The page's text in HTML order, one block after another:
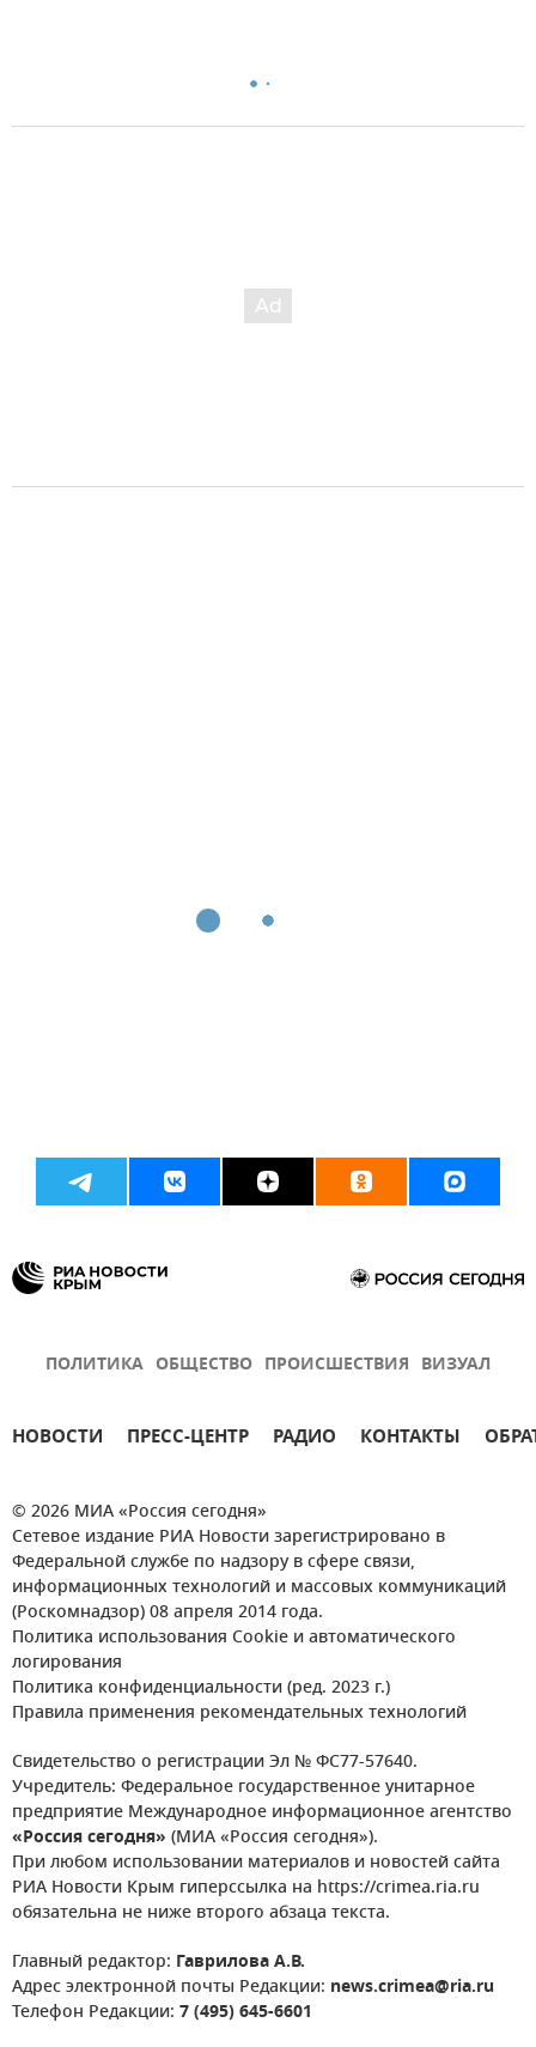
ПОЛИТИКА ОБЩЕСТВО ПРОИСШЕСТВИЯ ВИЗУАЛ
НОВОСТИ ПРЕСС-ЦЕНТР РАДИО КОНТАКТЫ
© 2026 МИА «Россия сегодня»
Сетевое издание РИА Новости зарегистрировано в
Федеральной службе по надзору в сфере связи,
информационных технологий и массовых коммуникаций
(Роскомнадзор) 08 апреля 2014 года.
Политика использования Cookie и автоматического
логирования
Политика конфиденциальности (ред. 2023 г.)
Правила применения рекомендательных технологий
Свидетельство о регистрации Эл № ФС77-57640.
Учредитель: Федеральное государственное унитарное
предприятие Международное информационное агентство
«Россия сегодня» (МИА «Россия сегодня»).
При любом использовании материалов и новостей сайта
РИА Новости Крым гиперссылка на https://crimea.ria.ru
обязательна не ниже второго абзаца текста.
Главный редактор: Гаврилова А.В.
Адрес электронной почты Редакции: news.crimea@ria.ru
Телефон Редакции: 7 (495) 645-6601